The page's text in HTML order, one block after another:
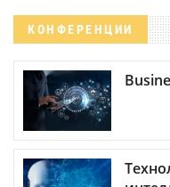
КОНФЕРЕНЦИИ